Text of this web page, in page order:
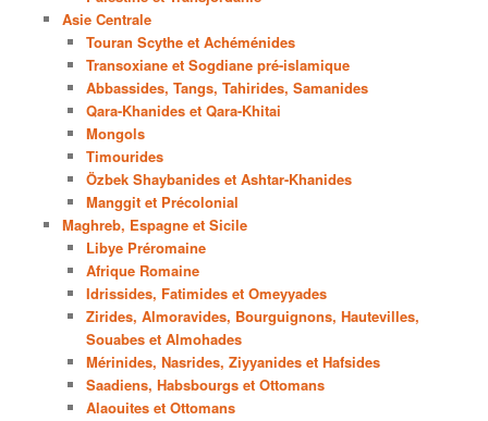
Asie Centrale
Touran Scythe et Achéménides
Transoxiane et Sogdiane pré-islamique
Abbassides, Tangs, Tahirides, Samanides
Qara-Khanides et Qara-Khitai
Mongols
Timourides
Özbek Shaybanides et Ashtar-Khanides
Manggit et Précolonial
Maghreb, Espagne et Sicile
Libye Préromaine
Afrique Romaine
Idrissides, Fatimides et Omeyyades
Zirides, Almoravides, Bourguignons, Hautevilles,
Souabes et Almohades
Mérinides, Nasrides, Ziyyanides et Hafsides
Saadiens, Habsbourgs et Ottomans
Alaouites et Ottomans